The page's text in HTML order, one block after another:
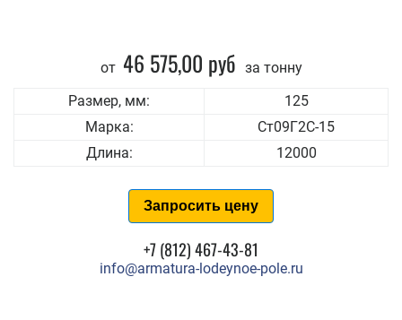
от 46 575,00 руб за тонну
Размер, мм:
125
Марка:
Ст09Г2С-15
Длина:
12000
Запросить цену
+7 (812) 467-43-81
info@armatura-lodeynoe-pole.ru